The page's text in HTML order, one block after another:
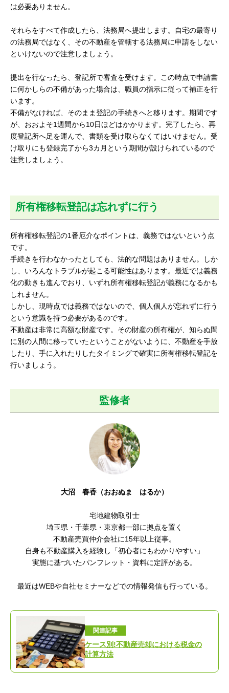
は必要ありません。
それらをすべて作成したら、法務局へ提出します。自宅の最寄り
の法務局ではなく、その不動産を管轄する法務局に申請をしない
といけないので注意しましょう。
提出を行なったら、登記所で審査を受けます。この時点で申請書
に何かしらの不備があった場合は、職員の指示に従って補正を行
います。
不備がなければ、そのまま登記の手続きへと移ります。期間です
が、おおよそ1週間から10日ほどはかかります。完了したら、再
度登記所へ足を運んで、書類を受け取らなくてはいけません。受
け取りにも登録完了から3カ月という期間が設けられているので
注意しましょう。
所有権移転登記は忘れずに行う
所有権移転登記の1番厄介なポイントは、義務ではないという点
です。
手続きを行わなかったとしても、法的な問題はありません。しか
し、いろんなトラブルが起こる可能性はあります。最近では義務
化の動きも進んでおり、いずれ所有権移転登記が義務になるかも
しれません。
しかし、現時点では義務ではないので、個人個人が忘れずに行う
という意識を持つ必要があるのです。
不動産は非常に高額な財産です。その財産の所有権が、知らぬ間
に別の人間に移っていたということがないように、不動産を手放
したり、手に入れたりしたタイミングで確実に所有権移転登記を
行いましょう。
監修者
大沼 春香（おおぬま はるか）
宅地建物取引士
埼玉県・千葉県・東京都一部に拠点を置く
不動産売買仲介会社に15年以上従事。
自身も不動産購入を経験し「初心者にもわかりやすい 」
実態に基づいたパンフレット・資料に定評がある。
最近はWEBや自社セミナーなどでの情報発信も行っている。
関連記事
ケース別!不動産売却における税金の
計算方法